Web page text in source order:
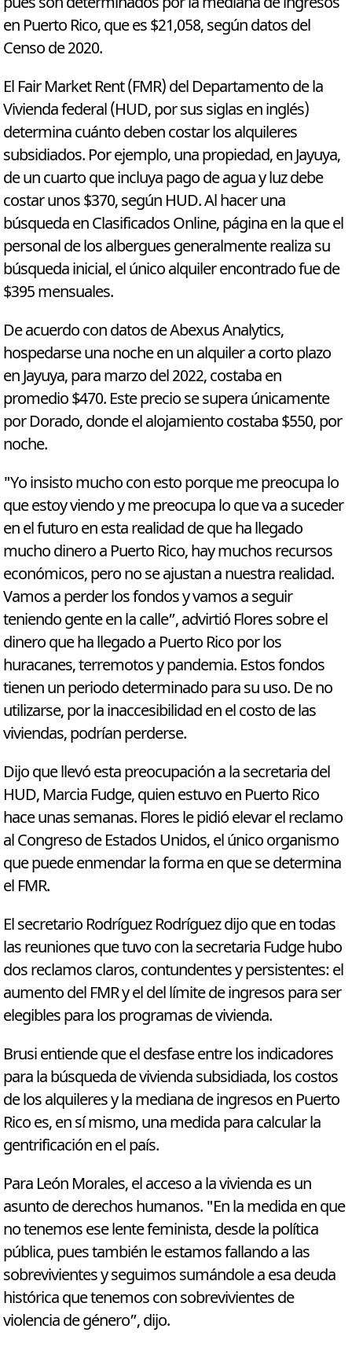
en Puerto Rico, que es $21,058, según datos del
Censo de 2020.
El Fair Market Rent (FMR) del Departamento de la
Vivienda federal (HUD, por sus siglas en inglés)
determina cuánto deben costar los alquileres
subsidiados. Por ejemplo, una propiedad, en Jayuya,
de un cuarto que incluya pago de agua y luz debe
costar unos $370, según HUD. Al hacer una
búsqueda en Clasificados Online, página en la que el
personal de los albergues generalmente realiza su
búsqueda inicial, el único alquiler encontrado fue de
$395 mensuales.
De acuerdo con datos de Abexus Analytics,
hospedarse una noche en un alquiler a corto plazo
en Jayuya, para marzo del 2022, costaba en
promedio $470. Este precio se supera únicamente
por Dorado, donde el alojamiento costaba $550, por
noche.
"Yo insisto mucho con esto porque me preocupa lo
que estoy viendo y me preocupa lo que va a suceder
en el futuro en esta realidad de que ha llegado
mucho dinero a Puerto Rico, hay muchos recursos
económicos, pero no se ajustan a nuestra realidad.
Vamos a perder los fondos y vamos a seguir
teniendo gente en la calle”, advirtió Flores sobre el
dinero que ha llegado a Puerto Rico por los
huracanes, terremotos y pandemia. Estos fondos
tienen un periodo determinado para su uso. De no
utilizarse, por la inaccesibilidad en el costo de las
viviendas, podrían perderse.
Dijo que llevó esta preocupación a la secretaria del
HUD, Marcia Fudge, quien estuvo en Puerto Rico
hace unas semanas. Flores le pidió elevar el reclamo
al Congreso de Estados Unidos, el único organismo
que puede enmendar la forma en que se determina
el FMR.
El secretario Rodríguez Rodríguez dijo que en todas
las reuniones que tuvo con la secretaria Fudge hubo
dos reclamos claros, contundentes y persistentes: el
aumento del FMR y el del límite de ingresos para ser
elegibles para los programas de vivienda.
Brusi entiende que el desfase entre los indicadores
para la búsqueda de vivienda subsidiada, los costos
de los alquileres y la mediana de ingresos en Puerto
Rico es, en sí mismo, una medida para calcular la
gentrificación en el país.
Para León Morales, el acceso a la vivienda es un
asunto de derechos humanos. "En la medida en que
no tenemos ese lente feminista, desde la política
pública, pues también le estamos fallando a las
sobrevivientes y seguimos sumándole a esa deuda
histórica que tenemos con sobrevivientes de
violencia de género”, dijo.